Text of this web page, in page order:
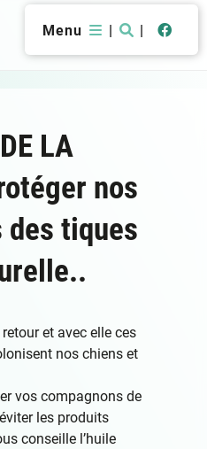
Menu | |
LA
nos
des tiques
et avec elle ces
nos chiens et
vos compagnons de
les produits
conseille l’huile